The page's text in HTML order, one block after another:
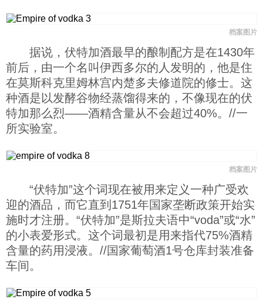
体育
旅游
视听
档案图片
据说，伏特加酒最早的酿制配方是在1430年
前后，由一个名叫伊西多尔的人发明的，他是住
在莫斯科克里姆林宫内楚多夫修道院的修士。这
种酒是以发酵谷物经蒸馏得来的，不像现在的伏
特加那么烈——酒精含量从不会超过40%。//一
所实验室。
档案图片
“伏特加”这个词现在被用来定义一种广受欢
迎的酒品，而它直到1751年国家垄断政策开始实
施时才注册。“伏特加”是斯拉夫语中“voda”或“水”
的小表爱形式。这个词最初是用来指代75%酒精
含量的药用浸液。//国家葡萄酒1号仓库封装准备
车间。